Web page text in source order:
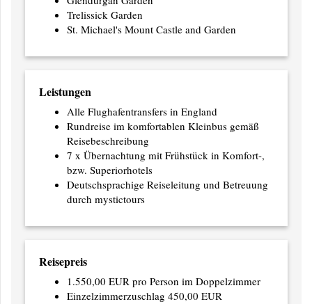
Trelissick Garden
St. Michael's Mount Castle and Garden
Leistungen
Alle Flughafentransfers in England
Rundreise im komfortablen Kleinbus gemäß
Reisebeschreibung
7 x Übernachtung mit Frühstück in Komfort-,
bzw. Superiorhotels
Deutschsprachige Reiseleitung und Betreuung
durch mystictours
Reisepreis
1.550,00 EUR pro Person im Doppelzimmer
Einzelzimmerzuschlag 450,00 EUR